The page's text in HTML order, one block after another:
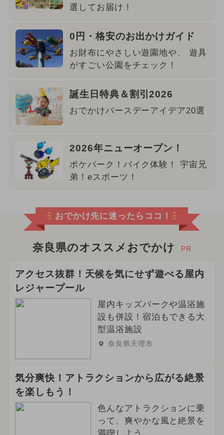
選してお届け！
0円・格安のお出かけガイド
お財布にやさしい遊園地や、 遊具
がすごい公園をチェック！
誕生日特典＆割引2026
おでかけバースデーアイデア20選
2026年ニューオープン！
ポケパーク！バイク体験！ 宇宙兄
弟！eスポーツ！
おでかけ先に迷ったらココ！
奈良県のオススメおでかけ PR
アクセス抜群！天候を気にせず遊べる屋内
レジャープール
屋内キッズパークや温浴施
設も併設！宿泊もできる大
型温浴施設
奈良県天理市
気分爽快！アトラクションから広がる絶景
を楽しもう！
色んなアトラクションに乗
って、爽やかな風と絶景を